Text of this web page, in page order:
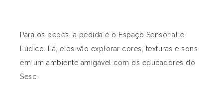
Para os bebês, a pedida é o Espaço Sensorial e
Lúdico. Lá, eles vão explorar cores, texturas e sons
em um ambiente amigável com os educadores do
Sesc.